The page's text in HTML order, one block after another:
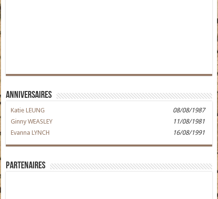
Anniversaires
Katie LEUNG
08/08/1987
Ginny WEASLEY
11/08/1981
Evanna LYNCH
16/08/1991
Partenaires